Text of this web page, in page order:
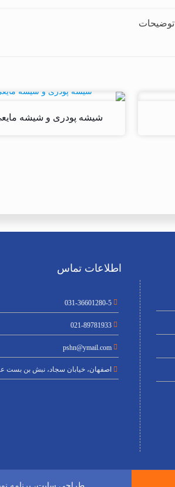
توضیحات
شیشه پودری و شیشه
اطلاعات تماس
031-36601280-5
021-89781933
pshn@ymail.com
اصفهان، خیابان سجاد، نبش بن بست